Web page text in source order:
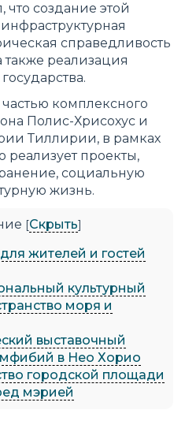
создание этой
справедливость
реализация
комплексного
Полис-Хрисохус и
Тиллирии, в рамках
реализует проекты,
социальную
жизнь.
[Скрыть]
жителей и гостей
культурный
моря и
выставочный
в Нео Хорио
городской площади
мэрией